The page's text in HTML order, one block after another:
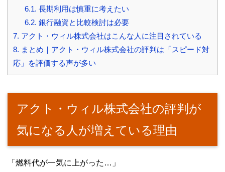
6.1. 長期利用は慎重に考えたい
6.2. 銀行融資と比較検討は必要
7. アクト・ウィル株式会社はこんな人に注目されている
8. まとめ｜アクト・ウィル株式会社の評判は「スピード対
応」を評価する声が多い
アクト・ウィル株式会社の評判が
気になる人が増えている理由
「燃料代が一気に上がった…」